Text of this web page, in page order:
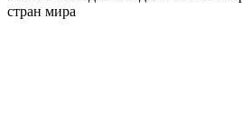
cтран мира